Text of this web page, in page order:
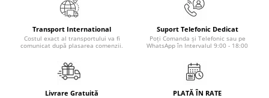
Biografii, Memorii, Jurnale
Carti erotice
Transport International
Costul exact al transportului va fi
comunicat după plasarea comenzii.
Suport Telefonic Dedicat
Poți Comanda și Telefonic sau pe
WhatsApp în Intervalul 9:00 - 18:00
Livrare Gratuită PLATĂ ÎN RATE